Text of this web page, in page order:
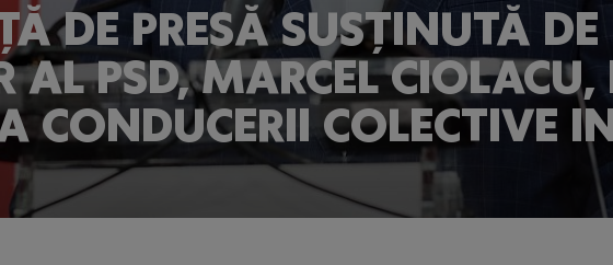
DE PRESĂ SUSȚINUTĂ DE
AL PSD, MARCEL CIOLACU,
CONDUCERII COLECTIVE